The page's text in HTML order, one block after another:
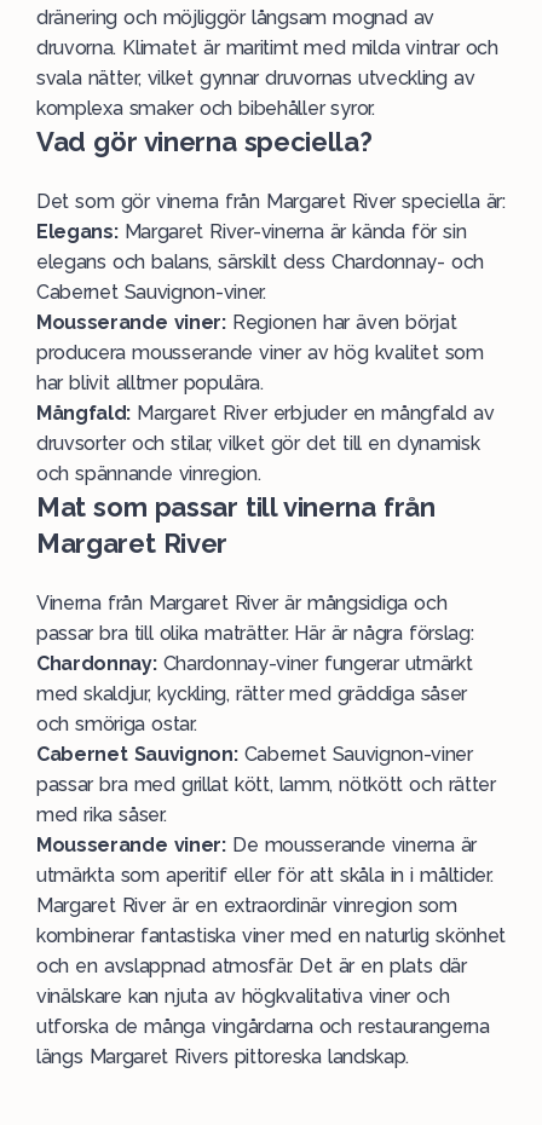
dränering och möjliggör långsam mognad av
druvorna. Klimatet är maritimt med milda vintrar och
svala nätter, vilket gynnar druvornas utveckling av
komplexa smaker och bibehåller syror.
Vad gör vinerna speciella?
Det som gör vinerna från Margaret River speciella är:
Elegans:Margaret River-vinerna är kända för sin
elegans och balans, särskilt dess Chardonnay- och
Cabernet Sauvignon-viner.
Mousserande viner:Regionen har även börjat
producera mousserande viner av hög kvalitet som
har blivit alltmer populära.
Mångfald: Margaret River erbjuder en mångfald av
druvsorter och stilar, vilket gör det till en dynamisk
och spännande vinregion.
Mat som passar till vinerna från
Margaret River
Vinerna från Margaret River är mångsidiga och
passar bra till olikamaträtter. Här är några förslag:
Chardonnay:Chardonnay-viner fungerar utmärkt
med skaldjur, kyckling, rätter med gräddiga såser
och smöriga ostar.
Cabernet Sauvignon:Cabernet Sauvignon-viner
passar bra med grillat kött, lamm, nötkött och rätter
med rika såser.
Mousserande viner:De mousserande vinerna är
utmärkta som aperitif eller för att skåla in i måltider.
Margaret River är en extraordinär vinregion som
kombinerar fantastiska viner med en naturlig skönhet
och en avslappnad atmosfär. Det är en plats där
vinälskare kan njuta av högkvalitativa viner och
utforska de många vingårdarna och restaurangerna
längs Margaret Rivers pittoreska landskap.